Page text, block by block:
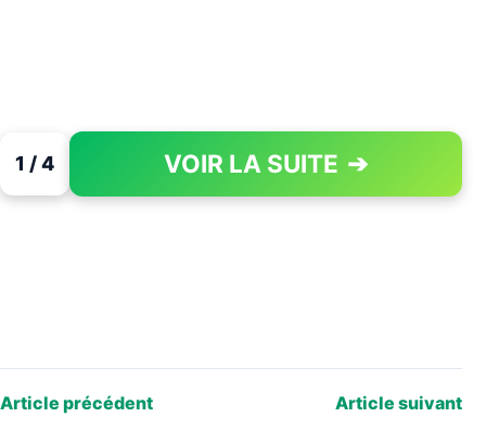
1 / 4 VOIR LA SUITE ➔
PAGE 1 OF 4
Article précédent Article suivant